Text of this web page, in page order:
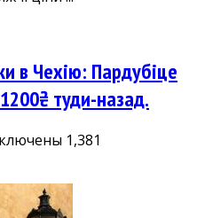
в Чехію: Пардубіце
туди-назад.
1,381